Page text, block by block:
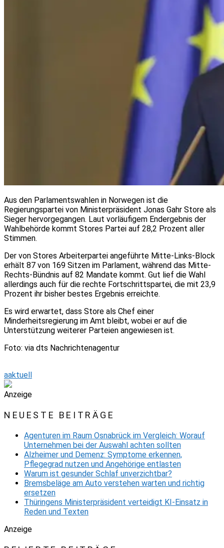
Aus den Parlamentswahlen in Norwegen ist die
Regierungspartei von Ministerpräsident Jonas Gahr Store als
Sieger hervorgegangen. Laut vorläufigem Endergebnis der
Wahlbehörde kommt Stores Partei auf 28,2 Prozent aller
Stimmen.
Der von Stores Arbeiterpartei angeführte Mitte-Links-Block
erhält 87 von 169 Sitzen im Parlament, während das Mitte-
Rechts-Bündnis auf 82 Mandate kommt. Gut lief die Wahl
allerdings auch für die rechte Fortschrittspartei, die mit 23,9
Prozent ihr bisher bestes Ergebnis erreichte.
Es wird erwartet, dass Store als Chef einer
Minderheitsregierung im Amt bleibt, wobei er auf die
Unterstützung weiterer Parteien angewiesen ist.
Foto: via dts Nachrichtenagentur
aaktuell
Anzeige
NEUESTE BEITRÄGE
Agenturen im Raum Osnabrück im Vergleich: Worauf
Unternehmen bei der Auswahl achten sollten
Alzheimer und Demenz: Symptome erkennen,
Pflegegrad nutzen und Angehörige entlasten
Warum ist gesunder Schlaf unverzichtbar?
Bremsbeläge am Auto verstehen warten und richtig
ersetzen
Thüringens Ministerpräsident verteidigt KI-Einsatz in
Reden und Texten
Anzeige